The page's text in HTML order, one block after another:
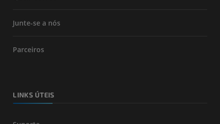
Junte-se a nós
Parceiros
LINKS ÚTEIS